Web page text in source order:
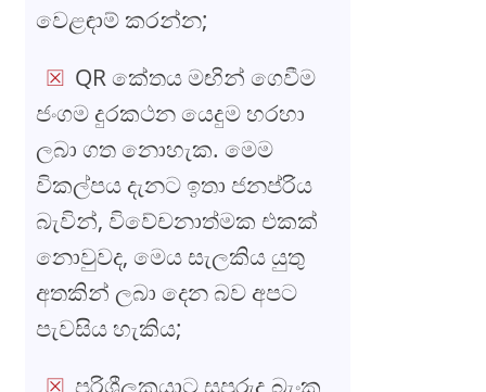
වෙළඳාම් කරන්න;
QR කේතය මඟින් ගෙවීම
ජංගම දුරකථන යෙදුම හරහා
ලබා ගත නොහැක. මෙම
විකල්පය දැනට ඉතා ජනප්රිය
බැවින්, විවේචනාත්මක එකක්
නොවුවද, මෙය සැලකිය යුතු
අතකින් ලබා දෙන බව අපට
පැවසිය හැකිය;
පරිශීලකයාට සුපුරුදු බැංකු